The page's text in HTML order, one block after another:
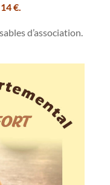
14 €.
d’association.